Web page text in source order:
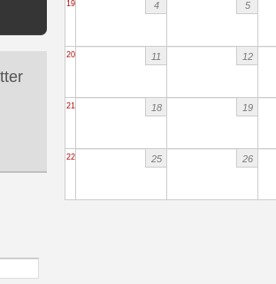
19 4 5
20 11 12
21 18 19
22 25 26